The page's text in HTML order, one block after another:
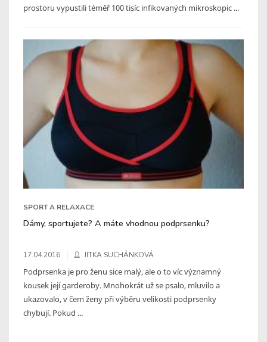
prostoru vypustili téměř 100 tisíc infikovaných mikroskopic ...
SPORT A RELAXACE
Dámy, sportujete? A máte vhodnou podprsenku?
17.04.2016 JITKA SUCHÁNKOVÁ
Podprsenka je pro ženu sice malý, ale o to víc významný
kousek její garderoby. Mnohokrát už se psalo, mluvilo a
ukazovalo, v čem ženy při výběru velikosti podprsenky
chybují. Pokud ...